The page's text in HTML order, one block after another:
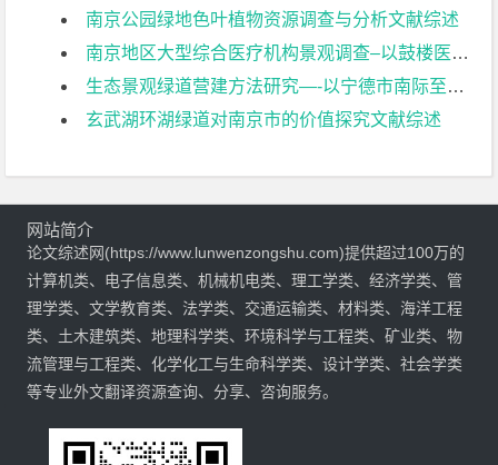
南京公园绿地色叶植物资源调查与分析文献综述
南京地区大型综合医疗机构景观调查–以鼓楼医院为例文献综述
生态景观绿道营建方法研究—-以宁德市南际至焦北段绿道为例文献综述
玄武湖环湖绿道对南京市的价值探究文献综述
网站简介
论文综述网(https://www.lunwenzongshu.com)提供超过100万的
计算机类、电子信息类、机械机电类、理工学类、经济学类、管
理学类、文学教育类、法学类、交通运输类、材料类、海洋工程
类、土木建筑类、地理科学类、环境科学与工程类、矿业类、物
流管理与工程类、化学化工与生命科学类、设计学类、社会学类
等专业外文翻译资源查询、分享、咨询服务。